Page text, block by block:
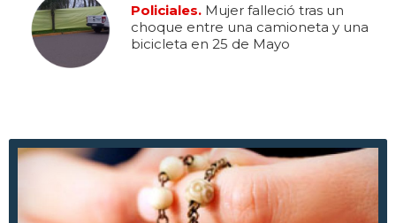
Policiales. Mujer falleció tras un
choque entre una camioneta y una
bicicleta en 25 de Mayo